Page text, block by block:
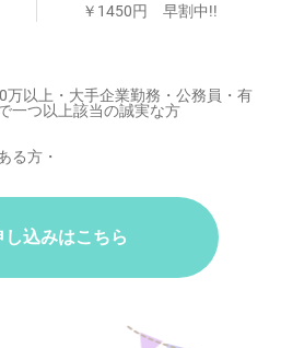
￥1450円 早割中!!
以上・大手企業勤務・公務員・有
一つ以上該当の誠実な方
る方・
し込みはこちら